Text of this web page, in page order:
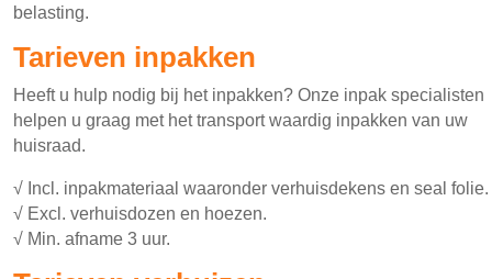
belasting.
Tarieven inpakken
Heeft u hulp nodig bij het inpakken? Onze inpak specialisten
helpen u graag met het transport waardig inpakken van uw
huisraad.
√ Incl. inpakmateriaal waaronder verhuisdekens en seal folie.
√ Excl. verhuisdozen en hoezen.
√ Min. afname 3 uur.